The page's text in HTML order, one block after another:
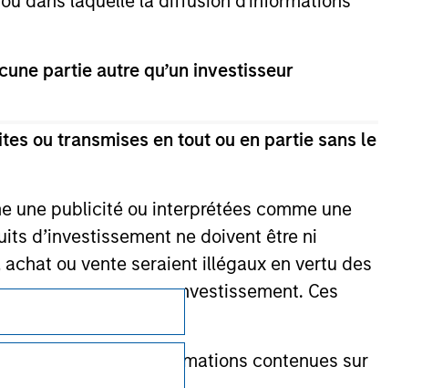
partie autre qu’un investisseur
ou transmises en tout ou en partie sans le
une publicité ou interprétées comme une
d’investissement ne doivent être ni
ou vente seraient illégaux en vertu des
en lien avec l'investissement. Ces
que les informations contenues sur
Confidentialité